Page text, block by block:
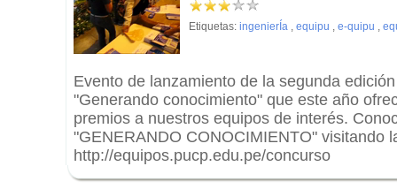
Etiquetas: ingenierÍa , equipu , e-quipu ,
Evento de lanzamiento de la segunda
"Generando conocimiento" que este año
premios a nuestros equipos de interés.
"GENERANDO CONOCIMIENTO" visitando
http://equipos.pucp.edu.pe/concurso